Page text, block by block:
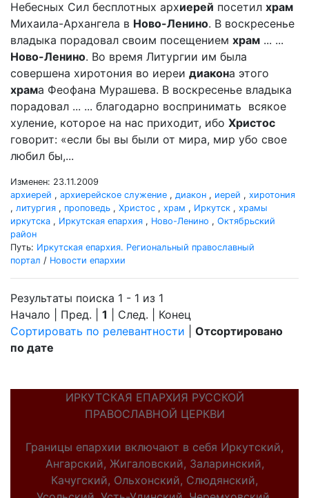
Небесных Сил бесплотных архиерей посетил храм
Михаила-Архангела в Ново-Ленино. В воскресенье
владыка порадовал своим посещением храм ... ...
Ново-Ленино. Во время Литургии им была
совершена хиротония во иереи диакона этого
храма Феофана Мурашева. В воскресенье владыка
порадовал ... ... благодарно воспринимать всякое
хуление, которое на нас приходит, ибо Христос
говорит: «если бы вы были от мира, мир убо свое
любил бы,...
Изменен: 23.11.2009
архиерей , архиерейское служение , диакон , иерей , хиротония
, литургия , проповедь , Христос , храм , Иркутск , храмы
иркутска , Иркутская епархия , Ново-Ленино , Октябрьский
район
Путь: Иркутская епархия. Региональный православный
портал / Новости епархии
Результаты поиска 1 - 1 из 1
Начало | Пред. | 1 | След. | Конец
Сортировать по релевантности
Отсортировано
по дате
ИРКУТСКАЯ ЕПАРХИЯ РУССКОЙ
ПРАВОСЛАВНОЙ ЦЕРКВИ
Границы епархии включают в себя Иркутский,
Ангарский, Жигаловский, Заларинский,
Качугский, Ольхонский, Слюдянский,